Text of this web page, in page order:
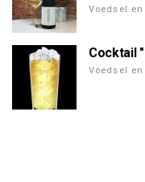
Voedsel
Cocktail
Voedsel